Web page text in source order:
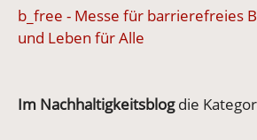
b_free - Messe für barrierefreies
und Leben für Alle
Im Nachhaltigkeitsblogdie